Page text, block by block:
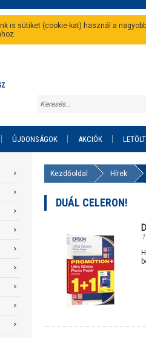
is sütiket (cookie-kat) használ a
ÚJDONSÁGOK AKCIÓK
Kezdőoldal Hírek
DUÁL CELERON!